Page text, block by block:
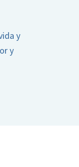
y
y